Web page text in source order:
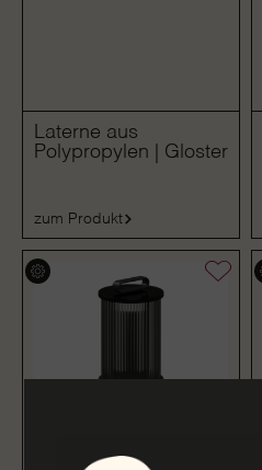
Laterne aus
Polypropylen | Gloster
zum Produkt